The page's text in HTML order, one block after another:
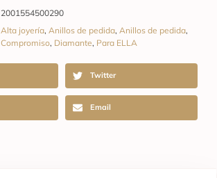
2001554500290
Alta joyería, Anillos de pedida, Anillos de pedida,
Compromiso, Diamante, Para ELLA
Twitter
Email